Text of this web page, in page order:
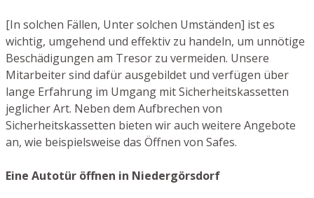
[In solchen Fällen, Unter solchen Umständen] ist es
wichtig, umgehend und effektiv zu handeln, um unnötige
Beschädigungen am Tresor zu vermeiden. Unsere
Mitarbeiter sind dafür ausgebildet und verfügen über
lange Erfahrung im Umgang mit Sicherheitskassetten
jeglicher Art. Neben dem Aufbrechen von
Sicherheitskassetten bieten wir auch weitere Angebote
an, wie beispielsweise das Öffnen von Safes.
Eine Autotür öffnen in Niedergörsdorf